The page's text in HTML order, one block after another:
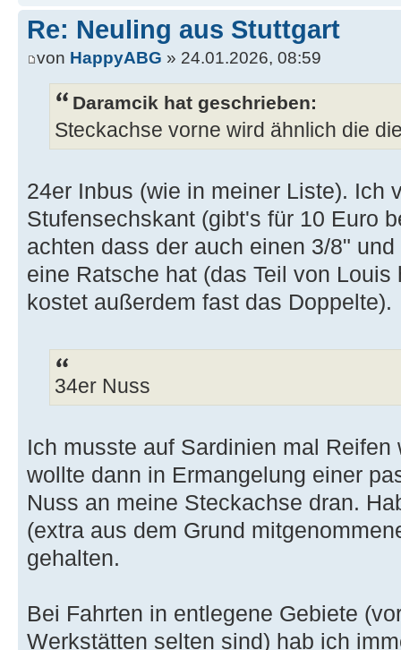
Re: Neuling aus Stuttgart
von HappyABG » 24.01.2026, 08:59
Daramcik hat geschrieben:
Steckachse vorne wird ähnlich die
24er Inbus (wie in meiner Liste). Ich
Stufensechskant (gibt's für 10 Euro
achten dass der auch einen 3/8"
eine Ratsche hat (das Teil von
kostet außerdem fast das Doppelte).
34er Nuss
Ich musste auf Sardinien mal
wollte dann in Ermangelung einer
Nuss an meine Steckachse dran.
(extra aus dem Grund
gehalten.
Bei Fahrten in entlegene Gebiete
Werkstätten selten sind) hab ich